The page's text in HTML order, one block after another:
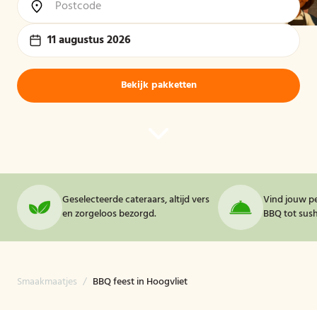
11 augustus 2026
Bekijk pakketten
Geselecteerde cateraars, altijd vers
en zorgeloos bezorgd.
Vind jouw
BBQ tot
Smaakmaatjes / BBQ feest in Hoogvliet